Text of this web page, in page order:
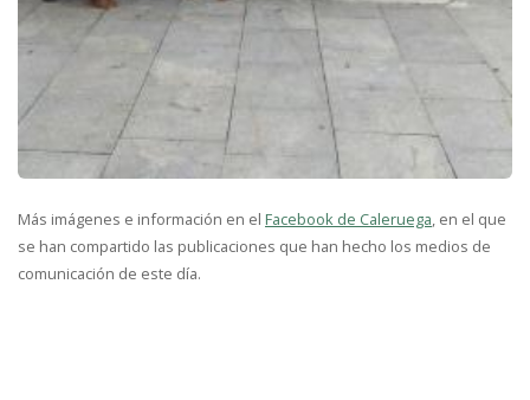
Más imágenes e información en el Facebook de Caleruega, en el que
se han compartido las publicaciones que han hecho los medios de
comunicación de este día.